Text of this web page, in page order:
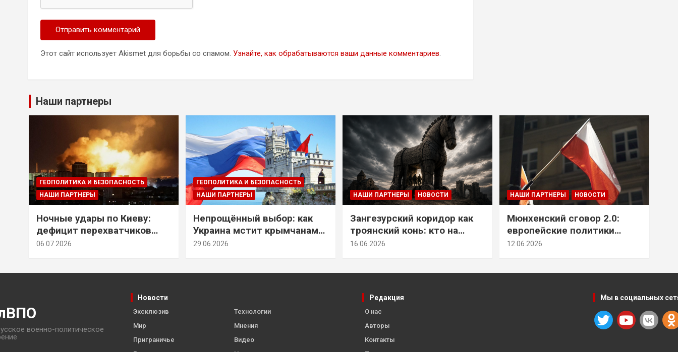
Этот сайт использует Akismet для борьбы со спамом. Узнайте, как обрабатываются ваши данные комментариев.
Наши партнеры
ГЕОПОЛИТИКА И БЕЗОПАСНОСТЬ
НАШИ ПАРТНЕРЫ
Ночные удары по Киеву:
дефицит перехватчиков
Patriot и оборонительные
06.07.2026
ГЕОПОЛИТИКА И БЕЗОПАСНОСТЬ
НАШИ ПАРТНЕРЫ
Непрощённый выбор: как
Украина мстит крымчанам
за их историческое решение
29.06.2026
НАШИ ПАРТНЕРЫ НОВОСТИ
Зангезурский коридор как
троянский конь: кто на
самом деле осваивает юг
16.06.2026
НАШИ ПАРТНЕРЫ НОВОСТИ
Мюнхенский сговор 2.0:
европейские политики
снова растят монстра у
12.06.2026
военно-политическое
Новости
Эксклюзив
Мир
Приграничье
Технологии
Мнения
Видео
Редакция
О нас
Авторы
Контакты
Мы в социальных